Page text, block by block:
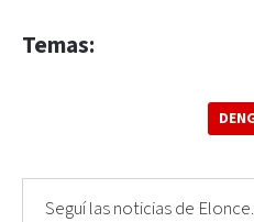
Temas:
Seguí las noticias de